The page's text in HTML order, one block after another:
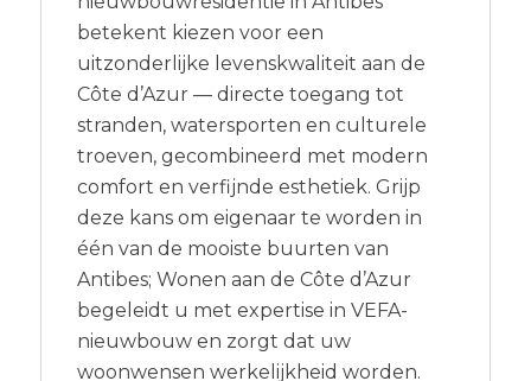
betekent kiezen voor een
uitzonderlijke levenskwaliteit aan de
Côte d’Azur — directe toegang tot
stranden, watersporten en culturele
troeven, gecombineerd met modern
comfort en verfijnde esthetiek. Grijp
deze kans om eigenaar te worden in
één van de mooiste buurten van
Antibes; Wonen aan de Côte d’Azur
begeleidt u met expertise in VEFA-
nieuwbouw en zorgt dat uw
woonwensen werkelijkheid worden.